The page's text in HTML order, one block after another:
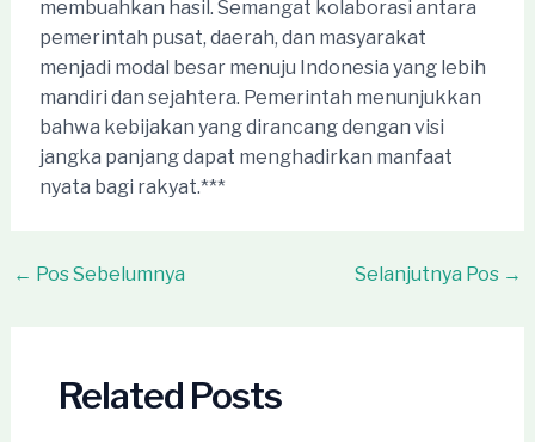
membuahkan hasil. Semangat kolaborasi antara
pemerintah pusat, daerah, dan masyarakat
menjadi modal besar menuju Indonesia yang lebih
mandiri dan sejahtera. Pemerintah menunjukkan
bahwa kebijakan yang dirancang dengan visi
jangka panjang dapat menghadirkan manfaat
nyata bagi rakyat.***
Post
← Pos Sebelumnya Selanjutnya Pos →
Related Posts